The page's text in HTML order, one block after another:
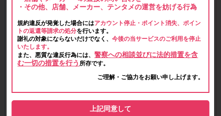
・その他、店舗、メーカー、テンタメの運営を妨げる行為
規約違反が発覚した場合にはアカウント停止・ポイント消失、ポイン
トの返還等請求の処分を行います。
謝礼の対象にならないだけでなく、今後の当サービスのご利用を停止
いたします。
また、悪質な違反行為には、警察への相談並びに法的措置を含
む一切の措置を行う 所存です。
ご理解・ご協力をお願い申し上げます。
上記同意して